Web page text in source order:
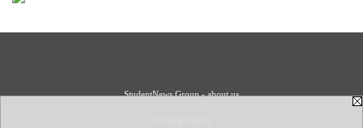
StudentNews Group - about us